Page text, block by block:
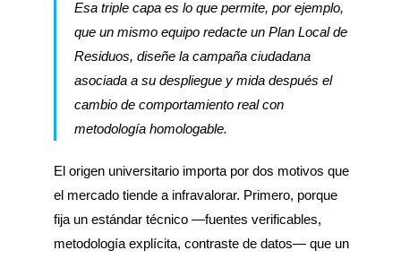
Esa triple capa es lo que permite, por ejemplo,
que un mismo equipo redacte un Plan Local de
Residuos, diseñe la campaña ciudadana
asociada a su despliegue y mida después el
cambio de comportamiento real con
metodología homologable.
El origen universitario importa por dos motivos que
el mercado tiende a infravalorar. Primero, porque
fija un estándar técnico —fuentes verificables,
metodología explícita, contraste de datos— que un